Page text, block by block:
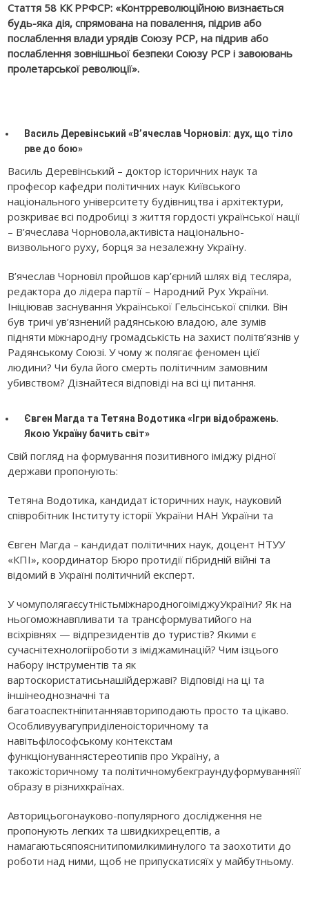
Стаття 58 КК РРФСР: «Контрреволюційною визнається
будь-яка дія, спрямована на повалення, підрив або
послаблення влади урядів Союзу РСР, на підрив або
послаблення зовнішньої безпеки Союзу РСР і завоювань
пролетарської революції».
Василь Деревінський «В’ячеслав Чорновіл: дух, що тіло
рве до бою»
Василь Деревінський – доктор історичних наук та
професор кафедри політичних наук Київського
національного університету будівництва і архітектури,
розкриває всі подробиці з життя гордості української нації
– В’ячеслава Чорновола,активіста національно-
визвольного руху, борця за незалежну Україну.
В’ячеслав Чорновіл пройшов кар’єрний шлях від тесляра,
редактора до лідера партії – Народний Рух України.
Ініціював заснування Української Гельсінської спілки. Він
був тричі ув’язнений радянською владою, але зумів
підняти міжнародну громадськість на захист політв’язнів у
Радянському Союзі. У чому ж полягає феномен цієї
людини? Чи була його смерть політичним замовним
убивством? Дізнайтеся відповіді на всі ці питання.
Євген Магда та Тетяна Водотика «Ігри відображень.
Якою Україну бачить світ»
Свій погляд на формування позитивного іміджу рідної
держави пропонують:
Тетяна Водотика, кандидат історичних наук, науковий
співробітник Інституту історії України НАН України та
Євген Магда – кандидат політичних наук, доцент НТУУ
«КПІ», координатор Бюро протидії гібридній війні та
відомий в Україні політичний експерт.
У чомуполягаєсутністьміжнародногоіміджуУкраїни? Як на
ньогоможнавпливати та трансформуватийого на
всіхрівнях — відпрезидентів до туристів? Якими є
сучаснітехнологіїроботи з іміджаминацій? Чим ізцього
набору інструментів та як
вартоскористатисьнашійдержаві? Відповіді на ці та
іншінеоднозначні та
багатоаспектніпитанняавториподають просто та цікаво.
Особливуувагуприділеноісторичному та
навітьфілософському контекстам
функціонуваннястереотипів про Україну, а
такожісторичному та політичномубекграундуформуванняїї
образу в різнихкраїнах.
Авторицьогонауково-популярного дослідження не
пропонують легких та швидкихрецептів, а
намагаютьсяпояснитипомилкиминулого та заохотити до
роботи над ними, щоб не припускатисяїх у майбутньому.